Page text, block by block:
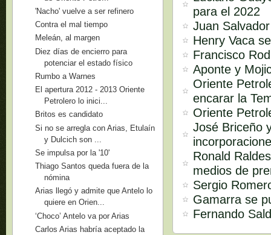
para el 2022
Juan
Henry Vaca
Francisco
Aponte y
Oriente
encarar la
Oriente
José Briceño
Ronald
medios de
Sergio
Gamarra se
Fernando
'Nacho' vuelve a ser refinero
Contra el mal tiempo
Meleán, al margen
Diez días de encierro para
potenciar el estado físico
Rumbo a Warnes
El apertura 2012 - 2013 Oriente
Petrolero lo inici...
Britos es candidato
Si no se arregla con Arias, Etulaín
y Dulcich son ...
Se impulsa por la '10'
Thiago Santos queda fuera de la
nómina
Arias llegó y admite que Antelo lo
quiere en Orien...
‘Choco’ Antelo va por Arias
Carlos Arias habría aceptado la